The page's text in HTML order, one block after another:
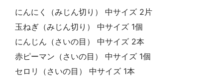
にんにく（みじん切り） 中サイズ 2片
玉ねぎ（みじん切り） 中サイズ 1個
にんじん（さいの目） 中サイズ 2本
赤ピーマン（さいの目） 中サイズ 1個
セロリ（さいの目） 中サイズ 1本